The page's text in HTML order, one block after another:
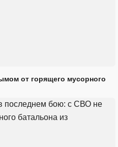
от горящего мусорного